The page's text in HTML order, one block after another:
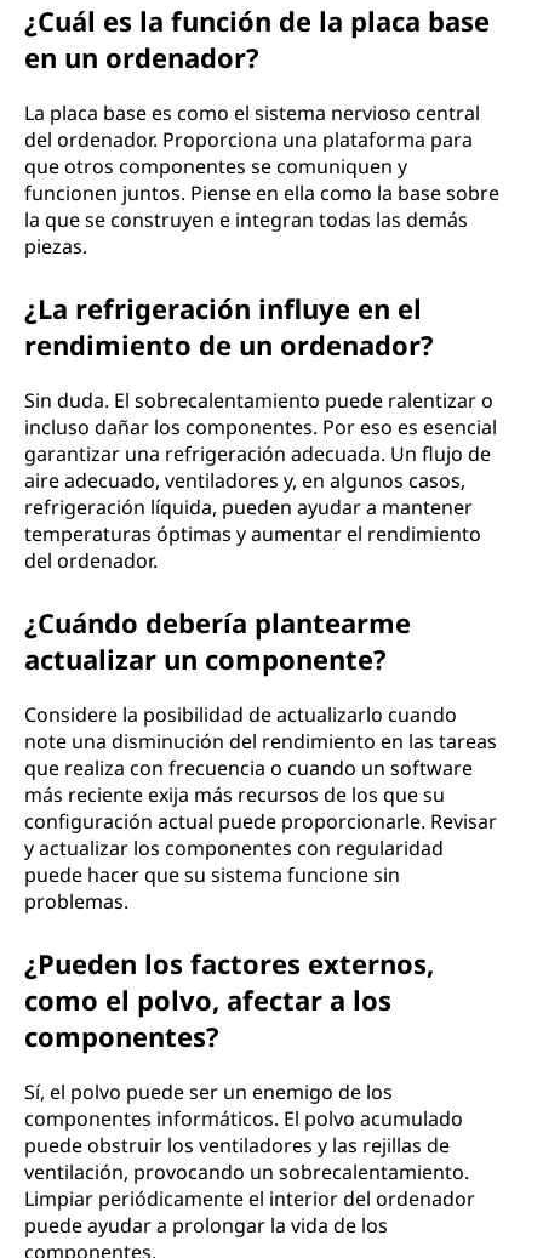
¿Cuál es la función de la placa base
en un ordenador?
La placa base es como el sistema nervioso central
del ordenador. Proporciona una plataforma para
que otros componentes se comuniquen y
funcionen juntos. Piense en ella como la base sobre
la que se construyen e integran todas las demás
piezas.
¿La refrigeración influye en el
rendimiento de un ordenador?
Sin duda. El sobrecalentamiento puede ralentizar o
incluso dañar los componentes. Por eso es esencial
garantizar una refrigeración adecuada. Un flujo de
aire adecuado, ventiladores y, en algunos casos,
refrigeración líquida, pueden ayudar a mantener
temperaturas óptimas y aumentar el rendimiento
del ordenador.
¿Cuándo debería plantearme
actualizar un componente?
Considere la posibilidad de actualizarlo cuando
note una disminución del rendimiento en las tareas
que realiza con frecuencia o cuando un software
más reciente exija más recursos de los que su
configuración actual puede proporcionarle. Revisar
y actualizar los componentes con regularidad
puede hacer que su sistema funcione sin
problemas.
¿Pueden los factores externos,
como el polvo, afectar a los
componentes?
Sí, el polvo puede ser un enemigo de los
componentes informáticos. El polvo acumulado
puede obstruir los ventiladores y las rejillas de
ventilación, provocando un sobrecalentamiento.
Limpiar periódicamente el interior del ordenador
puede ayudar a prolongar la vida de los
componentes.